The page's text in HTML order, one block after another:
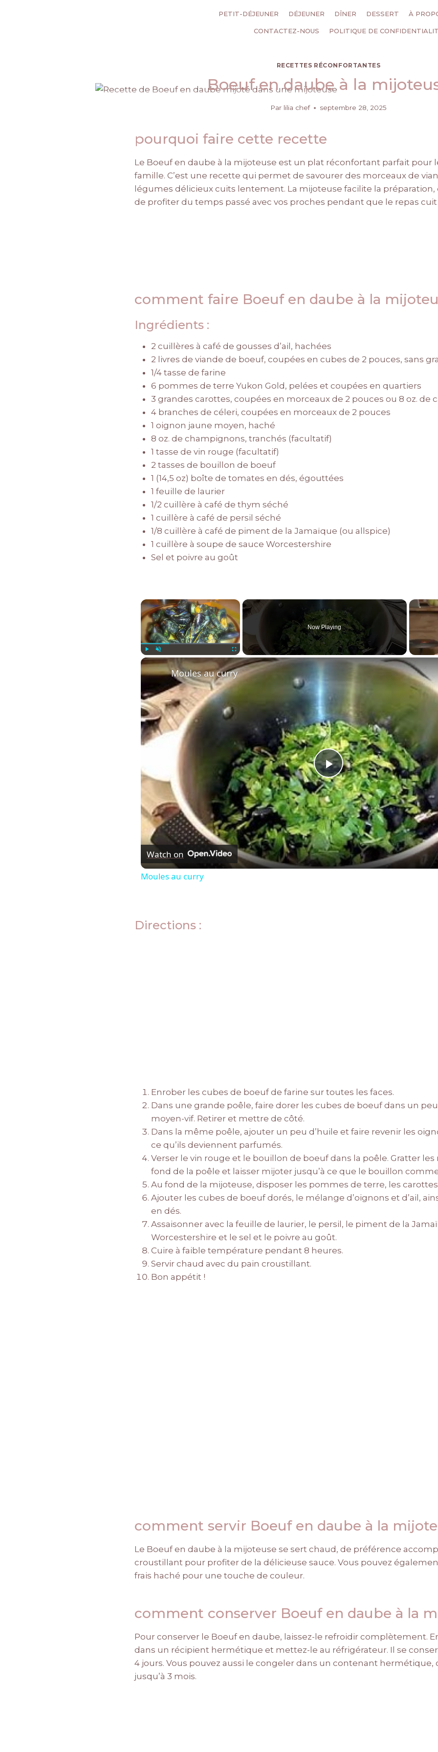
PETIT-DÉJEUNER DÉJEUNER DÎNER DESSERT À
CONTACTEZ-NOUS POLITIQUE DE
RECETTES RÉCONFORTANTES
Boeuf en daube à la
Par lilia chef septembre 28, 2025
pourquoi faire cette recette
Le Boeuf en daube à la mijoteuse est un plat réconfortant parfait pour
famille. C’est une recette qui permet de savourer des morceaux de
légumes délicieux cuits lentement. La mijoteuse facilite la
de profiter du temps passé avec vos proches pendant que le repas
comment faire Boeuf en daube à la
Ingrédients :
2 cuillères à café de gousses d’ail, hachées
2 livres de viande de boeuf, coupées en cubes de 2 pouces, sans
1/4 tasse de farine
6 pommes de terre Yukon Gold, pelées et coupées en quartiers
3 grandes carottes, coupées en morceaux de 2 pouces ou 8 oz. de
4 branches de céleri, coupées en morceaux de 2 pouces
1 oignon jaune moyen, haché
8 oz. de champignons, tranchés (facultatif)
1 tasse de vin rouge (facultatif)
2 tasses de bouillon de boeuf
1 (14,5 oz) boîte de tomates en dés, égouttées
1 feuille de laurier
1/2 cuillère à café de thym séché
1 cuillère à café de persil séché
1/8 cuillère à café de piment de la Jamaïque (ou allspice)
1 cuillère à soupe de sauce Worcestershire
Sel et poivre au goût
×
Play Unmute Fullscreen
Now Playing
Play
Video
Moules au curry
Watch on
Moules au curry
Directions :
Enrober les cubes de boeuf de farine sur toutes les faces.
Dans une grande poêle, faire dorer les cubes de boeuf dans un
moyen-vif. Retirer et mettre de côté.
Dans la même poêle, ajouter un peu d’huile et faire revenir les
ce qu’ils deviennent parfumés.
Verser le vin rouge et le bouillon de boeuf dans la poêle. Gratter les
fond de la poêle et laisser mijoter jusqu’à ce que le bouillon
Au fond de la mijoteuse, disposer les pommes de terre, les
Ajouter les cubes de boeuf dorés, le mélange d’oignons et d’ail,
en dés.
Assaisonner avec la feuille de laurier, le persil, le piment de la
Worcestershire et le sel et le poivre au goût.
Cuire à faible température pendant 8 heures.
Servir chaud avec du pain croustillant.
Bon appétit !
comment servir Boeuf en daube à la
Le Boeuf en daube à la mijoteuse se sert chaud, de préférence
croustillant pour profiter de la délicieuse sauce. Vous pouvez
frais haché pour une touche de couleur.
comment conserver Boeuf en daube à la
Pour conserver le Boeuf en daube, laissez-le refroidir complètement.
dans un récipient hermétique et mettez-le au réfrigérateur. Il se
4 jours. Vous pouvez aussi le congeler dans un contenant hermétique,
jusqu’à 3 mois.